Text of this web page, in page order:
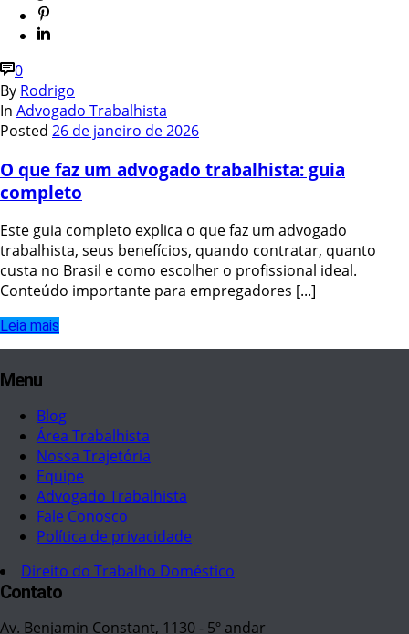
0
By Rodrigo
In Advogado Trabalhista
Posted 26 de janeiro de 2026
O que faz um advogado trabalhista: guia
completo
Este guia completo explica o que faz um advogado
trabalhista, seus benefícios, quando contratar, quanto
custa no Brasil e como escolher o profissional ideal.
Conteúdo importante para empregadores [...]
Leia mais
Menu
Blog
Área Trabalhista
Nossa Trajetória
Equipe
Advogado Trabalhista
Fale Conosco
Política de privacidade
Direito do Trabalho Doméstico
Contato
Av. Benjamin Constant, 1130 - 5º andar